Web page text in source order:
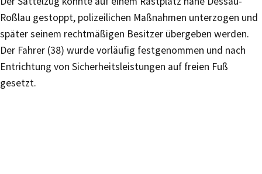
Roßlau gestoppt, polizeilichen Maßnahmen unterzogen und
später seinem rechtmäßigen Besitzer übergeben werden.
Der Fahrer (38) wurde vorläufig festgenommen und nach
Entrichtung von Sicherheitsleistungen auf freien Fuß
gesetzt.